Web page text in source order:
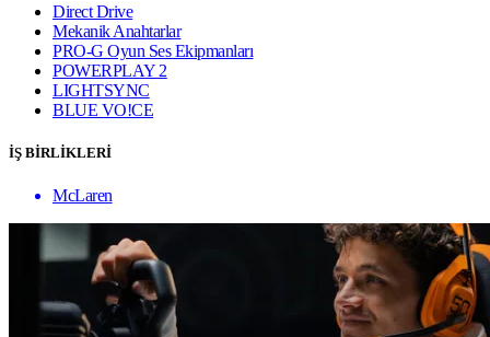
Direct Drive
Mekanik Anahtarlar
PRO-G Oyun Ses Ekipmanları
POWERPLAY 2
LIGHTSYNC
BLUE VO!CE
İŞ BİRLİKLERİ
McLaren